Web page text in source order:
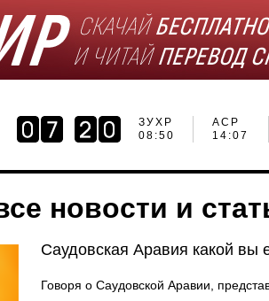
ЗУХР
08:50
АСР
14:07
новости и
Саудовская Аравия какой
Говоря о Саудовской Аравии,